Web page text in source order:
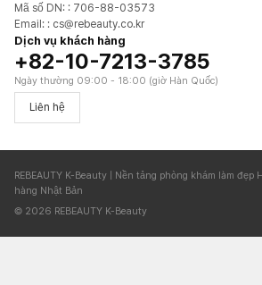
Mã số DN: : 706-88-03573
Email: : cs@rebeauty.co.kr
Dịch vụ khách hàng
+82-10-7213-3785
Ngày thường 09:00 - 18:00 (giờ Hàn Quốc)
Liên hệ
REBEAUTY K-Beauty | Nền tảng phòng khám làm đẹp
hàng Nhật Bản
© 2026 REBEAUTY K-Beauty